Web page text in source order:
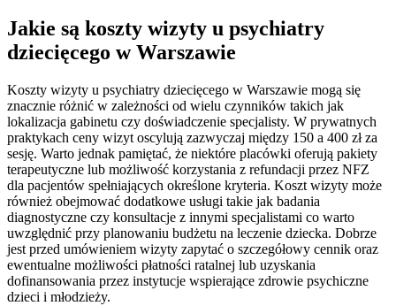
Jakie są koszty wizyty u psychiatry
dziecięcego w Warszawie
Koszty wizyty u psychiatry dziecięcego w Warszawie mogą się
znacznie różnić w zależności od wielu czynników takich jak
lokalizacja gabinetu czy doświadczenie specjalisty. W prywatnych
praktykach ceny wizyt oscylują zazwyczaj między 150 a 400 zł za
sesję. Warto jednak pamiętać, że niektóre placówki oferują pakiety
terapeutyczne lub możliwość korzystania z refundacji przez NFZ
dla pacjentów spełniających określone kryteria. Koszt wizyty może
również obejmować dodatkowe usługi takie jak badania
diagnostyczne czy konsultacje z innymi specjalistami co warto
uwzględnić przy planowaniu budżetu na leczenie dziecka. Dobrze
jest przed umówieniem wizyty zapytać o szczegółowy cennik oraz
ewentualne możliwości płatności ratalnej lub uzyskania
dofinansowania przez instytucje wspierające zdrowie psychiczne
dzieci i młodzieży.